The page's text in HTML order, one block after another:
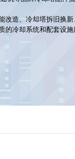
造、冷却塔拆旧换
冷却系统和配套设施